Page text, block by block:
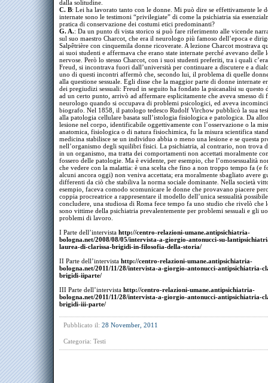
dalla solitudine.
C. B: Lei ha lavorato tanto con le donne. Mi può dire se effettivamente le
internate sono le testimoni “privilegiate” di come la psichiatria sia
pratica di conservazione dei costumi etici predominanti?
G. A.: Da un punto di vista storico si può fare riferimento alle vicende
sul suo maestro Charcot, che era il neurologo più famoso dell’epoca e
Salpêtrière con cinquemila donne ricoverate. A lezione Charcot mostrava
ai suoi studenti e affermava che erano state internate perché avevano delle
nervose. Però lo stesso Charcot, con i suoi studenti preferiti, tra i quali
Freud, si incontrava fuori dall’università per continuare a discutere e a
uno di questi incontri affermò che, secondo lui, il problema di quelle
alla questione sessuale. Egli disse che la maggior parte di donne internate
dei pregiudizi sessuali: Freud in seguito ha fondato la psicanalisi su questo
ad un certo punto, arrivò ad affermare esplicitamente che aveva smesso di
neurologo quando si occupava di problemi psicologici, ed aveva
biografo. Nel 1858, il patologo tedesco Rudolf Virchow pubblicò la sua
alla patologia cellulare basata sull’istologia fisiologica e patologica. Da
lesione nel corpo, identificabile oggettivamente con l’osservazione o la
anatomica, fisiologica o di natura fisiochimica, fu la misura scientifica
medicina stabilisce se un individuo abbia o meno una lesione e se questa
nell’organismo degli squilibri fisici. La psichiatria, al contrario, non trova
in un organismo, ma tratta dei comportamenti non accettati moralmente
fossero delle patologie. Ma è evidente, per esempio, che l’omosessualità
che vedere con la malattia: è una scelta che fino a non troppo tempo fa (e
alcuni ancora oggi) non veniva accettata; era moralmente sbagliato avere
differenti da ciò che stabiliva la norma sociale dominante. Nella società
esempio, faceva comodo scomunicare le donne che provavano piacere
coppia procreatrice a rappresentare il modello dell’unica sessualità
concludere, una studiosa di Roma fece tempo fa uno studio che rivelò che
sono vittime della psichiatria prevalentemente per problemi sessuali e gli
problemi di lavoro.
I Parte dell’intervista http://centro-relazioni-umane.antipsichiatria-
bologna.net/2008/08/05/intervista-a-giorgio-antonucci-su-
laurea-di-clarissa-brigidi-in-filosofia-della-storia/
II Parte dell’intervista http://centro-relazioni-umane.antipsichiatria-
bologna.net/2011/11/28/intervista-a-giorgio-antonucci-antipsichiatria-
brigidi-iiparte/
III Parte dell’intervista http://centro-relazioni-umane.antipsichiatria-
bologna.net/2011/11/28/intervista-a-giorgio-antonucci-antipsichiatria-
brigidi-iii-parte/
Pubblicato il: 28 November, 2011
Categoria: Testi